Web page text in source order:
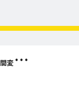
らせ